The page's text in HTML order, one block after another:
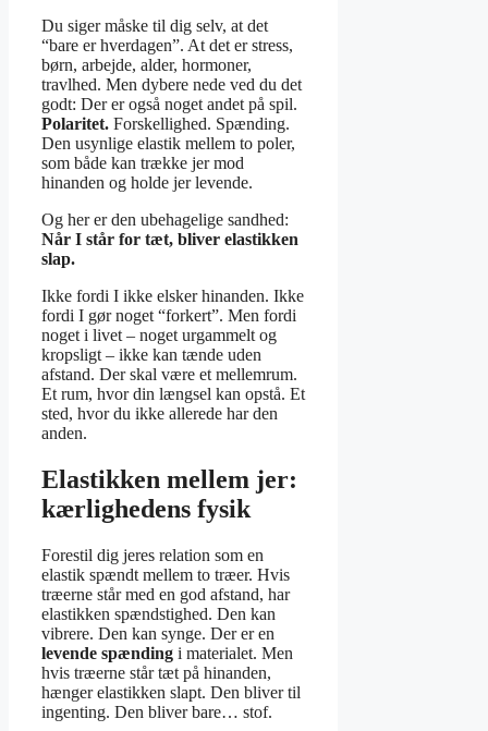
Du siger måske til dig selv, at det
“bare er hverdagen”. At det er stress,
børn, arbejde, alder, hormoner,
travlhed. Men dybere nede ved du det
godt: Der er også noget andet på spil.
Polaritet. Forskellighed. Spænding.
Den usynlige elastik mellem to poler,
som både kan trække jer mod
hinanden og holde jer levende.
Og her er den ubehagelige sandhed:
Når I står for tæt, bliver elastikken
slap.
Ikke fordi I ikke elsker hinanden. Ikke
fordi I gør noget “forkert”. Men fordi
noget i livet – noget urgammelt og
kropsligt – ikke kan tænde uden
afstand. Der skal være et mellemrum.
Et rum, hvor din længsel kan opstå. Et
sted, hvor du ikke allerede har den
anden.
Elastikken mellem jer:
kærlighedens fysik
Forestil dig jeres relation som en
elastik spændt mellem to træer. Hvis
træerne står med en god afstand, har
elastikken spændstighed. Den kan
vibrere. Den kan synge. Der er en
levende spænding i materialet. Men
hvis træerne står tæt på hinanden,
hænger elastikken slapt. Den bliver til
ingenting. Den bliver bare… stof.